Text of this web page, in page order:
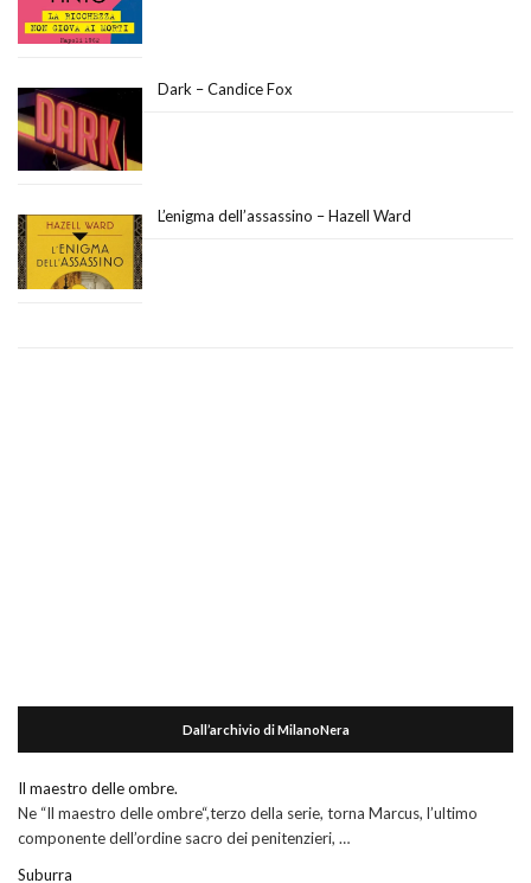
Dark – Candice Fox
L’enigma dell’assassino – Hazell Ward
Dall’archivio di MilanoNera
Il maestro delle ombre.
Ne “Il maestro delle ombre“,terzo della serie, torna Marcus, l’ultimo
componente dell’ordine sacro dei penitenzieri, …
Suburra